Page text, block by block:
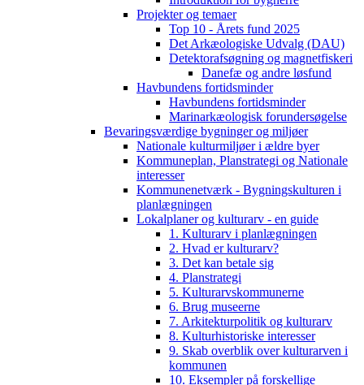
Projekter og temaer
Top 10 - Årets fund 2025
Det Arkæologiske Udvalg (DAU)
Detektorafsøgning og magnetfiskeri
Danefæ og andre løsfund
Havbundens fortidsminder
Havbundens fortidsminder
Marinarkæologisk forundersøgelse
Bevaringsværdige bygninger og miljøer
Nationale kulturmiljøer i ældre byer
Kommuneplan, Planstrategi og Nationale
interesser
Kommunenetværk - Bygningskulturen i
planlægningen
Lokalplaner og kulturarv - en guide
1. Kulturarv i planlægningen
2. Hvad er kulturarv?
3. Det kan betale sig
4. Planstrategi
5. Kulturarvskommunerne
6. Brug museerne
7. Arkitekturpolitik og kulturarv
8. Kulturhistoriske interesser
9. Skab overblik over kulturarven i
kommunen
10. Eksempler på forskellige